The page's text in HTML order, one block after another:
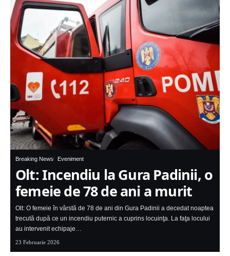
Breaking News Eveniment
Olt: Incendiu la Gura Padinii, o
femeie de 78 de ani a murit
Olt: O femeie în vârstă de 78 de ani din Gura Padinii a decedat noaptea
trecută după ce un incendiu puternic a cuprins locuinţa. La faţa locului
au intervenit echipaje…
23 Februarie 2026